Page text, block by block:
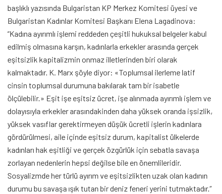
başlıklı yazısında Bulgaristan KP Merkez Komitesi üyesi ve
Bulgaristan Kadınlar Komitesi Başkanı Elena Lagadinova:
“Kadına ayırımlı işlemi reddeden çeşitli hukuksal belgeler kabul
edilmiş olmasına karşın, kadınlarla erkekler arasında gerçek
eşitsizlik kapitalizmin onmaz illetlerinden biri olarak
kalmaktadır. K. Marx şöyle diyor: «Toplumsal ilerleme latif
cinsin toplumsal durumuna bakılarak tam bir isabetle
ölçülebilir.» Eşit işe eşitsiz ücret, işe alınmada ayırımlı işlem ve
dolayısıyla erkekler arasındakinden daha yüksek oranda işsizlik,
yüksek vasıflar gerektirmeyen düşük ücretli işlerin kadınlara
gördürülmesi, aile içinde eşitsiz durum, kapitalist ülkelerde
kadınları hak eşitliği ve gerçek özgürlük için sebatla savaşa
zorlayan nedenlerin hepsi değilse bile en önemlileridir.
Sosyalizmde her türlü ayırım ve eşitsizlikten uzak olan kadının
durumu bu savaşa ışık tutan bir deniz feneri yerini tutmaktadır.”